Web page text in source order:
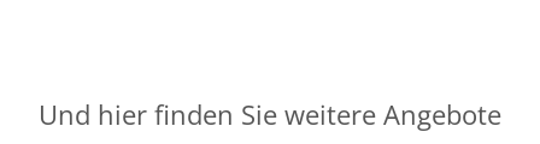
Und hier finden Sie weitere Angebote